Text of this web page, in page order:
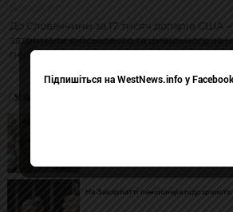
До Словаччини за 17 тисяч доларів США –
затримали військового та цивільного за
переправлення
Ужгород
На Закарпатті пенсіонера підозрюють
Підпишіться на WestNews.info у